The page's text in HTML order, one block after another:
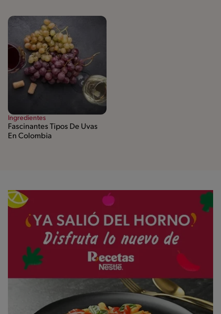
Ingredientes
Fascinantes Tipos De Uvas
En Colombia